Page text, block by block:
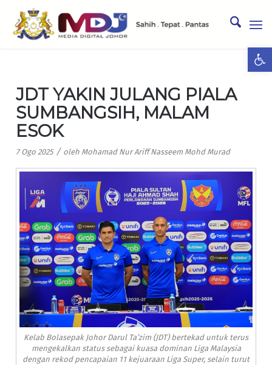
JDT YAKIN JULANG PIALA
SUMBANGSIH, MALAM
ESOK
7 Ogo 2025 / oleh Mohamad Nur Ariff Nasseem Mohd Murad
Kelab Bolasepak Johor Darul Ta’zim (JDT) bertekad untuk terus
mengekalkan status sebagai kuasa dominan Liga Malaysia
dengan rekod pencapaian 11 kejuaraan Liga Super, selain turut